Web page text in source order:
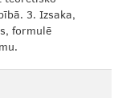
3. Izsaka,
formulē